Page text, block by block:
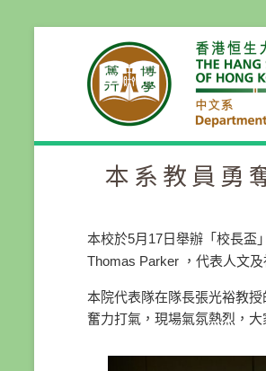
本系教員勇
本校於5月17日舉辦「校長盃
Thomas Parker ，代表人文
本院代表隊在隊長張光裕教
奮力打氣， 現場氣氛熱烈，大